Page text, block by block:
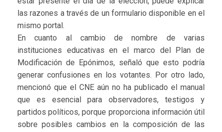
las razones a través de un formulario disponible en el
mismo portal.
En cuanto al cambio de nombre de varias
instituciones educativas en el marco del Plan de
Modificación de Epónimos, señaló que esto podría
generar confusiones en los votantes. Por otro lado,
mencionó que el CNE aún no ha publicado el manual
que es esencial para observadores, testigos y
partidos políticos, porque proporciona información útil
sobre posibles cambios en la composición de las